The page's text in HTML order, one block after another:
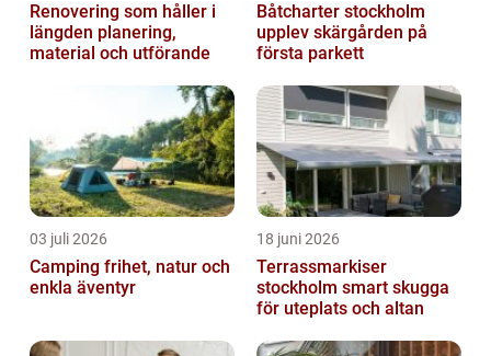
Renovering som håller i
längden planering,
material och utförande
Båtcharter stockholm
upplev skärgården på
första parkett
03 juli 2026
Camping frihet, natur och
enkla äventyr
18 juni 2026
Terrassmarkiser
stockholm smart skugga
för uteplats och altan